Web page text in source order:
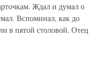
Ждал и думал о
Вспоминал, как до
в пятой столовой. Отец